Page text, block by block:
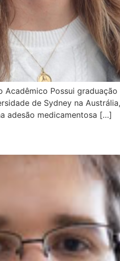
Possui
de Sydney na
adesão medicamentosa […]